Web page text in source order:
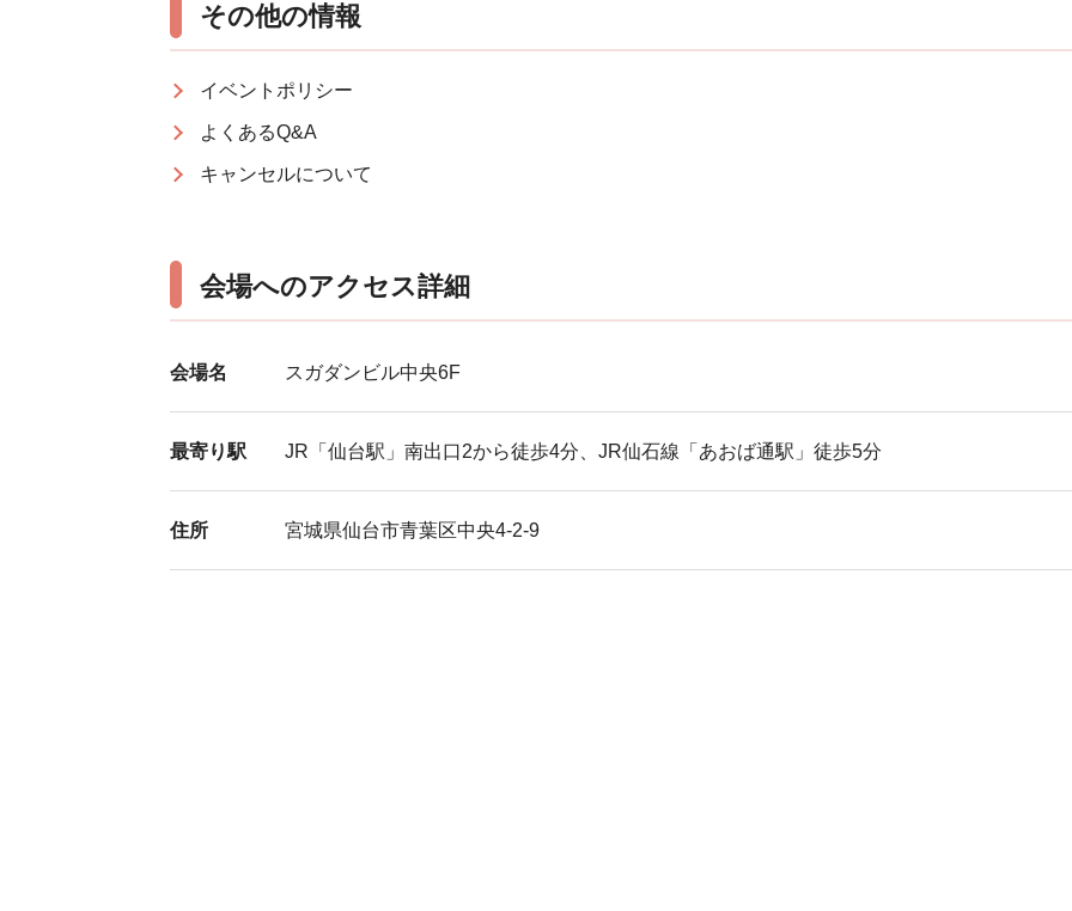
その他の情報
イベントポリシー
よくあるQ&A
キャンセルについて
会場へのアクセス詳細
会場名 スガダンビル中央6F
最寄り駅 JR「仙台駅」南出口2から徒歩4分、JR仙石線「あおば通駅」徒歩5分
住所 宮城県仙台市青葉区中央4-2-9